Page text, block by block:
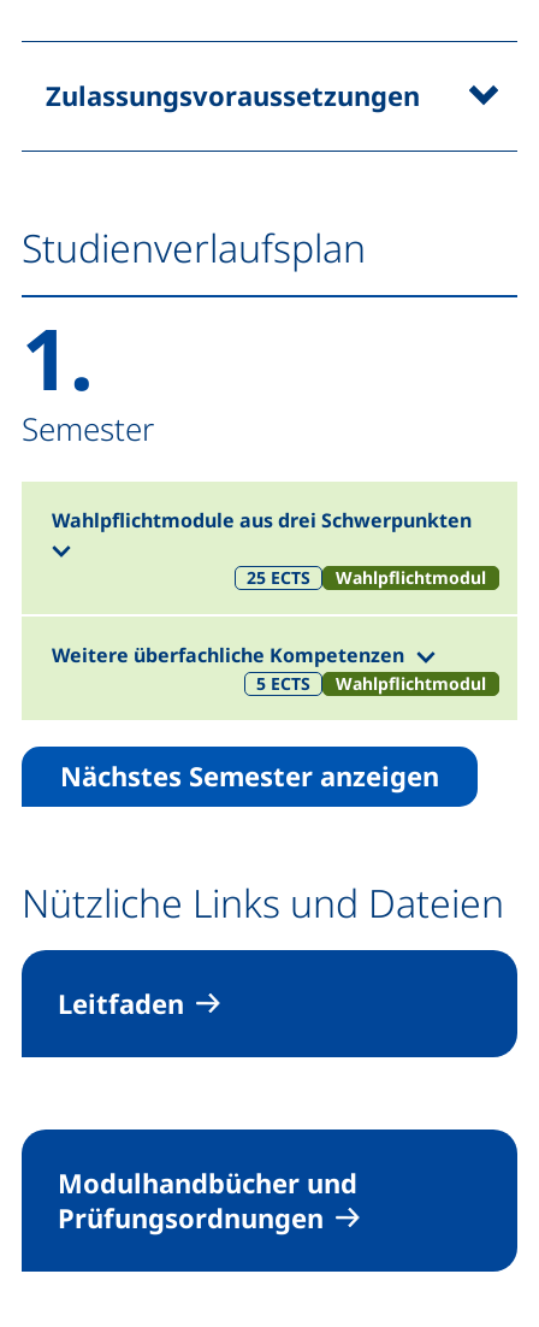
Zulassungsvoraussetzungen
Studienverlaufsplan
1.
Semester
Wahlpflichtmodule aus drei Schwerpunkten
(1. Semester)
25 ECTS Wahlpflichtmodul
Weitere überfachliche Kompetenzen (1.
5 ECTS Wahlpflichtmodul
Nächstes Semester anzeigen
Nützliche Links und Dateien
Leitfaden
Modulhandbücher und
Prüfungsordnungen